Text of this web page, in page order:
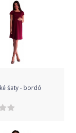
šaty - bordó